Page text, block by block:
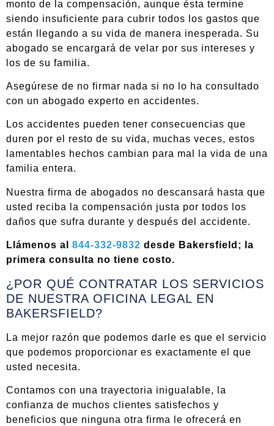
monto de la compensación, aunque ésta termine
siendo insuficiente para cubrir todos los gastos que
están llegando a su vida de manera inesperada. Su
abogado se encargará de velar por sus intereses y
los de su familia.
Asegúrese de no firmar nada si no lo ha consultado
con un abogado experto en accidentes.
Los accidentes pueden tener consecuencias que
duren por el resto de su vida, muchas veces, estos
lamentables hechos cambian para mal la vida de una
familia entera.
Nuestra firma de abogados no descansará hasta que
usted reciba la compensación justa por todos los
daños que sufra durante y después del accidente.
Llámenos al 844-332-9832 desde Bakersfield; la
primera consulta no tiene costo.
¿POR QUÉ CONTRATAR LOS SERVICIOS
DE NUESTRA OFICINA LEGAL EN
BAKERSFIELD?
La mejor razón que podemos darle es que el servicio
que podemos proporcionar es exactamente el que
usted necesita.
Contamos con una trayectoria inigualable, la
confianza de muchos clientes satisfechos y
beneficios que ninguna otra firma le ofrecerá en